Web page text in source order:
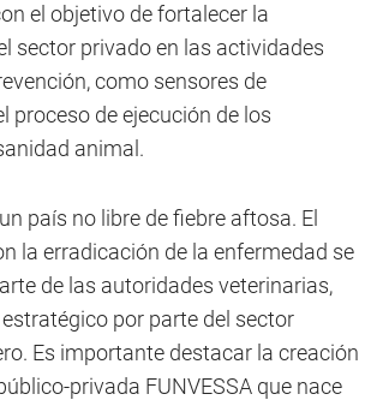
el objetivo de fortalecer la
sector privado en las actividades
como sensores de
proceso de ejecución de los
animal.
país no libre de fiebre aftosa. El
la erradicación de la enfermedad se
de las autoridades veterinarias,
por parte del sector
Es importante destacar la creación
privada FUNVESSA que nace